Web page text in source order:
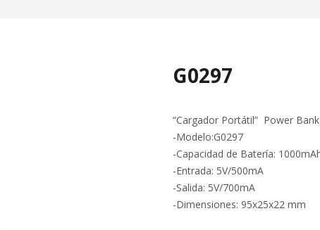
G0297
“Cargador Portátil” Power Bank
-Modelo:G0297
-Capacidad de Batería:
-Entrada: 5V/500mA
-Salida: 5V/700mA
-Dimensiones: 95x25x22 mm